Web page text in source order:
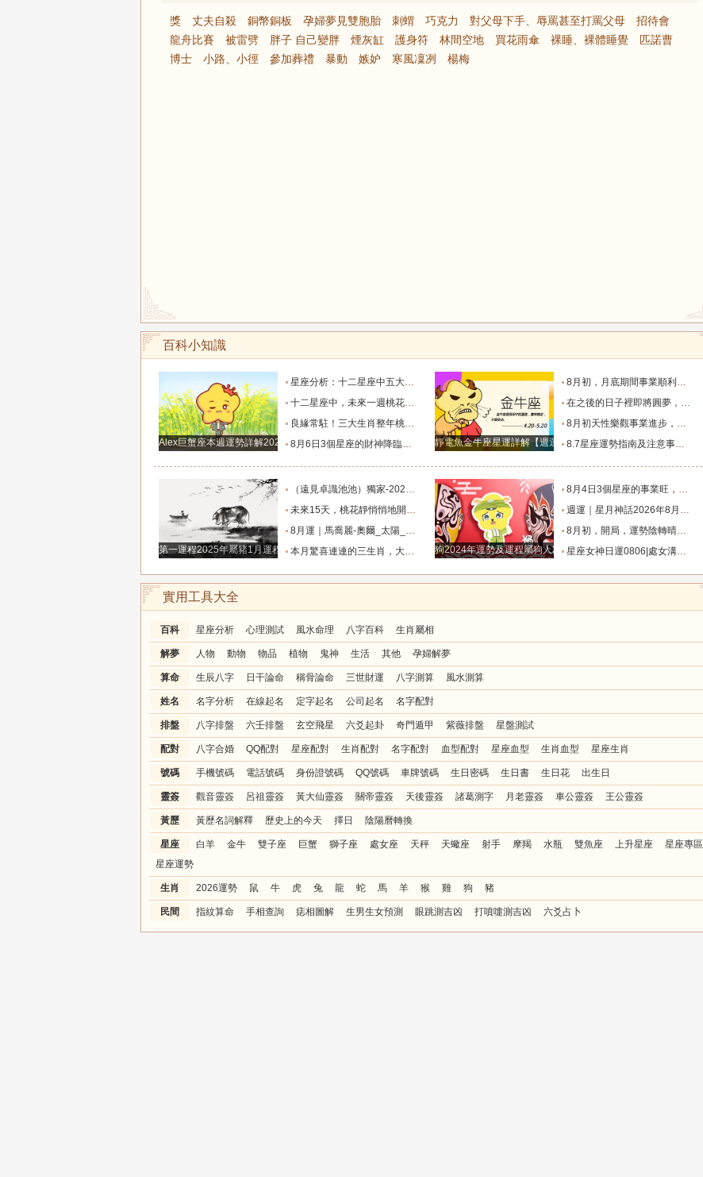
獎 丈夫自殺 銅幣銅板 孕婦夢見雙胞胎 刺蝟 巧克力 對父母下手、辱罵甚至打罵父母
招待會
龍舟比賽
被雷劈 胖子 自己變胖 煙灰缸 護身符 林間空地 買花雨傘 裸睡、裸體睡覺
匹諾曹
博士
小路、小徑 參加葬禮 暴動 嫉妒 寒風凜冽 楊梅
百科小知識
Alex巨蟹座本週運勢詳解2024.12.23-12.29
星座分析：十二星座中五大顏值最高的星座女生，天秤座只能排第二_魅力_情感_觀察力
十二星座中，未來一週桃花扭腰，指引舊愛歸來，出雙入對的星座！_愛情_都能_獅子座
良緣常駐！三大生肖整年桃花盛放，愛戀甜蜜綿長，婚姻幸福圓滿_屬豬_感情_單身
8月6日3個星座的財神降臨，財富滾滾來，錢包鼓鼓！_工作_金牛座_方面
靜電魚金牛座星運詳解【週運2024年12月9日-12月15日】
8月初，月底期間事業順利，運氣變好，新年到來之前發家致富的4大星座_財富_初至_天秤座
在之後的日子裡即將圓夢，財運順事業順，財富翻倍漲的星座_金牛座_成功_獅子座
8月初天性樂觀事業進步，一直走上坡路不缺錢的4星座。_財運_機會_主動
8.7星座運勢指南及注意事項（上）_事情_時機不對_歪理
第一運程2025年屬豬1月運程解析
（遠見卓識池池）獨家-2026年8月6日-十二生肖每日運程（事業、財運、健康、愛情）提醒_朋友_感情_伴侶
未來15天，桃花靜悄悄地開，與真愛只有一步之遙的4大星座_伴侶_愛情_雙子座
8月運｜馬喬麗-奧爾_太陽_迦勒_生活節奏
本月驚喜連連的三生肖，大富特富不差錢，金銀堆成山，愛情有桃花_龍人_財富_事業
狗2024年運勢及運程屬狗人2024運勢好嗎
8月4日3個星座的事業旺，財旺，人旺，富貴雙至！_方面_天蠍座_雙子座
週運｜星月神話2026年8月6日-8月12日十二星座一週展望_都能_職責_時間
8月初，開局，運勢陰轉晴，沒啥小人影響，事業賺錢更多的4個星座_獅子座_天秤座_雙子座
星座女神日運0806|處女溝通順暢，天秤關係緊繃_幸運_數字_情緒
實用工具大全
百科 星座分析 心理測試 風水命理 八字百科 生肖屬相
解夢 人物 動物 物品 植物 鬼神 生活 其他 孕婦解夢
算命 生辰八字 日干論命 稱骨論命 三世財運 八字測算 風水測算
姓名 名字分析 在線起名 定字起名 公司起名 名字配對
排盤 八字排盤 六壬排盤 玄空飛星 六爻起卦 奇門遁甲 紫薇排盤 星盤測試
配對 八字合婚 QQ配對 星座配對 生肖配對 名字配對 血型配對 星座血型 生肖血型 星座生肖
號碼 手機號碼 電話號碼 身份證號碼 QQ號碼 車牌號碼 生日密碼 生日書 生日花 出生日
靈簽 觀音靈簽 呂祖靈簽 黃大仙靈簽 關帝靈簽 天後靈簽 諸葛測字 月老靈簽 車公靈簽 王公靈簽
黃歷 黃歷名詞解釋 歷史上的今天 擇日 陰陽曆轉換
星座 白羊 金牛 雙子座 巨蟹 獅子座 處女座 天秤 天蠍座 射手 摩羯 水瓶 雙魚座 上升星座
星座專區
星座運勢
生肖 2026運勢 鼠 牛 虎 兔 龍 蛇 馬 羊 猴 雞 狗 豬
民間 指紋算命 手相查詢 痣相圖解 生男生女預測 眼跳測吉凶 打噴嚏測吉凶 六爻占卜
猴 雞 狗